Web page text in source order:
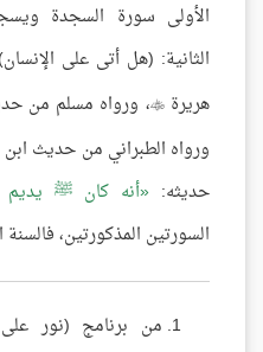
الأولى سورة السجدة
الثانية: (هل أتى على
هريرة، ورواه مسلم من
ورواه الطبراني من حديث
حديثه:
أنه كان ﷺ يديم
السورتين المذكورتين، فالسنة